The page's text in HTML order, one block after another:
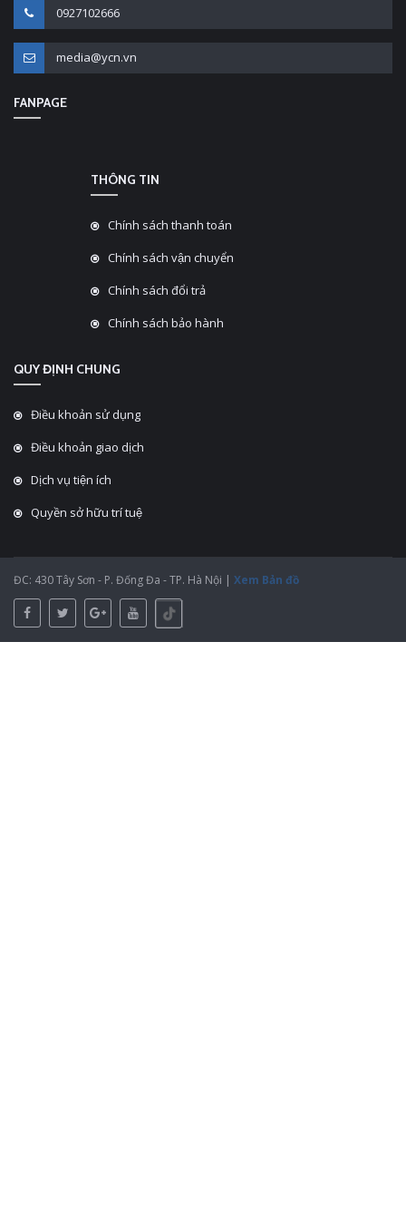
0927102666
media@ycn.vn
FANPAGE
THÔNG TIN
Chính sách thanh toán
Chính sách vận chuyển
Chính sách đổi trả
Chính sách bảo hành
QUY ĐỊNH CHUNG
Điều khoản sử dụng
Điều khoản giao dịch
Dịch vụ tiện ích
Quyền sở hữu trí tuệ
ĐC: 430 Tây Sơn - P. Đống Đa - TP. Hà Nội | Xem Bản đồ